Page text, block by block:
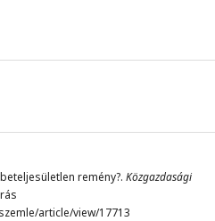
remény?. Közgazdasági
article/view/17713